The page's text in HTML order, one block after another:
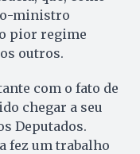
ministro
pior regime
outros.
com o fato de
chegar a seu
Deputados.
fez um trabalho